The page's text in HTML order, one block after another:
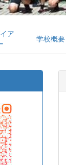
ア
学校概要